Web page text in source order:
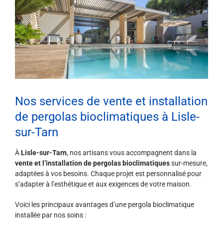
Nos services de vente et installation
de pergolas bioclimatiques à Lisle-
sur-Tarn
ÀLisle-sur-Tarn, nos artisans vous accompagnent dans la
vente et l’installation de pergolas bioclimatiquessur-mesure,
adaptées à vos besoins. Chaque projet est personnalisé pour
s’adapter à l’esthétique et aux exigences de votre maison.
Voici les principaux avantages d’une pergola bioclimatique
installée par nos soins :